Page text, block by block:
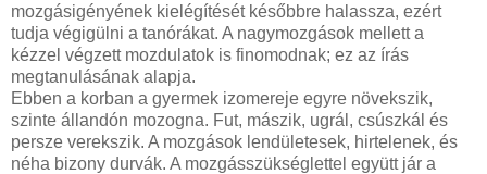
mozgásigényének kielégítését későbbre halassza, ezért
tudja végigülni a tanórákat. A nagymozgások mellett a
kézzel végzett mozdulatok is finomodnak; ez az írás
megtanulásának alapja.
Ebben a korban a gyermek izomereje egyre növekszik,
szinte állandón mozogna. Fut, mászik, ugrál, csúszkál és
persze verekszik. A mozgások lendületesek, hirtelenek, és
néha bizony durvák. A mozgásszükséglettel együtt jár a